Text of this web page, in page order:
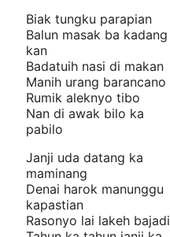
Biak tungku parapian
Balun masak ba kadang
kan
Badatuih nasi di makan
Manih urang barancano
Rumik aleknyo tibo
Nan di awak bilo ka
pabilo
Janji uda datang ka
maminang
Denai harok manunggu
kapastian
Rasonyo lai lakeh bajadi